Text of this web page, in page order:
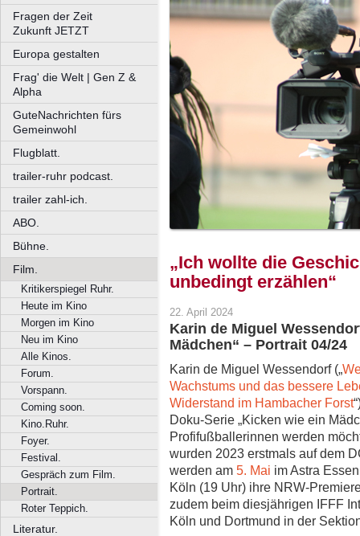
Fragen der Zeit
Zukunft JETZT
Europa gestalten
Frag' die Welt | Gen Z &
Alpha
GuteNachrichten fürs
Gemeinwohl
Flugblatt.
trailer-ruhr podcast.
trailer zahl-ich.
ABO.
Bühne.
Film.
Kritikerspiegel Ruhr.
Heute im Kino
Morgen im Kino
Neu im Kino
Alle Kinos.
Forum.
Vorspann.
Coming soon.
Kino.Ruhr.
Foyer.
Festival.
Gespräch zum Film.
Portrait.
Roter Teppich.
Literatur.
„Ich wollte die
unbedingt erzählen“
22. April 2024
Karin de Miguel
Mädchen“ – Portrait 04/24
Karin de Miguel Wessendorf („
Wachstums und das bessere
Widerstand im Hambacher Forst
Doku-Serie „Kicken wie ein
Profifußballerinnen werden
wurden 2023 erstmals auf dem
werden am 5. Mai im Astra
Köln (19 Uhr) ihre NRW-
zudem beim diesjährigen IFFF
Köln und Dortmund in der